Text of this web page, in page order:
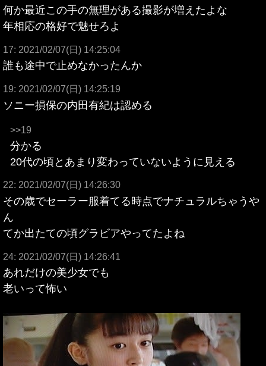
何か最近この手の無理がある撮影が増えたよな
年相応の格好で魅せろよ
17: 2021/02/07(日) 14:25:04
誰も途中で止めなかったんか
19: 2021/02/07(日) 14:25:19
ソニー損保の内田有紀は認める
>>19
分かる
20代の頃とあまり変わっていないように見える
22: 2021/02/07(日) 14:26:30
その歳でセーラー服着てる時点でナチュラルちゃうや
ん
てか出たての頃グラビアやってたよね
24: 2021/02/07(日) 14:26:41
あれだけの美少女でも
老いって怖い